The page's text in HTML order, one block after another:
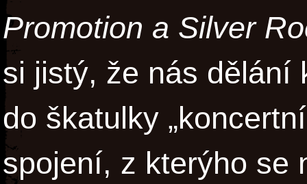
Promotion a Silver
si jistý, že nás dělání
do škatulky
spojení, z kterýho se